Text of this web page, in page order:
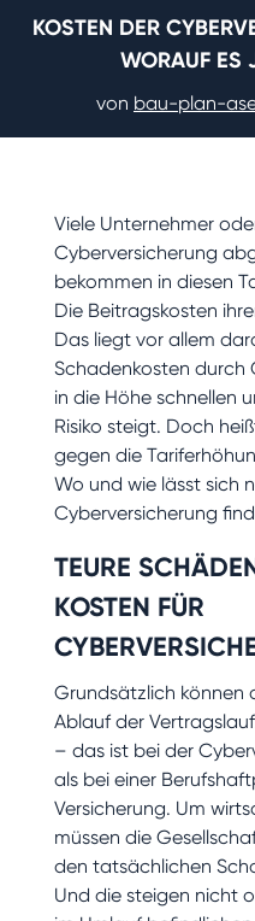
KOSTEN DER
WORAUF ES
von bau-plan-
Viele Unternehmer
Cyberversicherung
bekommen in diesen
Die Beitragskosten
Das liegt vor allem
Schadenkosten durch
in die Höhe schnellen
Risiko steigt. Doch
gegen die
Wo und wie lässt sich
Cyberversicherung
TEURE
KOSTEN FÜR
Grundsätzlich können
Ablauf der
– das ist bei der
als bei einer
Versicherung. Um
müssen die
den tatsächlichen
Und die steigen nicht